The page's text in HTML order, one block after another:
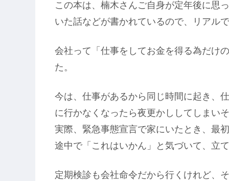
この本は、楠木さんご自身が定年後に思
いた話などが書かれているので、リアル
会社って「仕事をしてお金を得る為だけ
た。
今は、仕事があるから同じ時間に起き、
に行かなくなったら夜更かししてしまい
実際、緊急事態宣言で家にいたとき、最
途中で「これはいかん」と気づいて、立
定期検診も会社命令だから行くけれど、